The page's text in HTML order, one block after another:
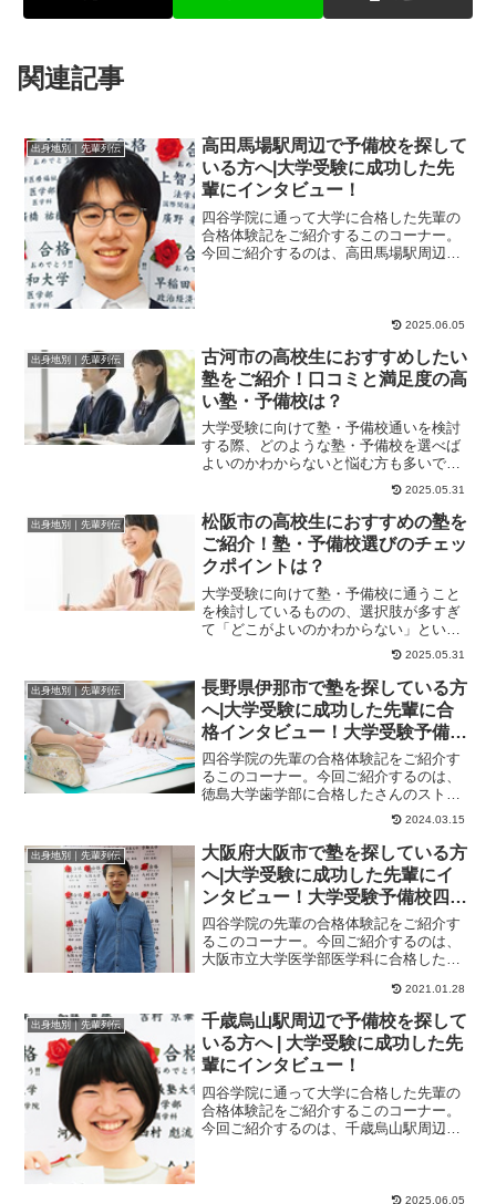
関連記事
出身地別｜先輩列伝
高田馬場駅周辺で予備校を探して
いる方へ|大学受験に成功した先
輩にインタビュー！
四谷学院に通って大学に合格した先輩の
合格体験記をご紹介するこのコーナー。
今回ご紹介するのは、高田馬場駅周辺の
2025.06.05
出身地別｜先輩列伝
古河市の高校生におすすめしたい
塾をご紹介！口コミと満足度の高
い塾・予備校は？
大学受験に向けて塾・予備校通いを検討
する際、どのような塾・予備校を選べば
よいのかわからないと悩む方も多いでし
ょう。この記事では、古河市で塾・予備
2025.05.31
出身地別｜先輩列伝
松阪市の高校生におすすめの塾を
ご紹介！塾・予備校選びのチェッ
クポイントは？
大学受験に向けて塾・予備校に通うこと
を検討しているものの、選択肢が多すぎ
て「どこがよいのかわからない」という
高校生は多いのではないでしょうか。受
2025.05.31
出身地別｜先輩列伝
長野県伊那市で塾を探している方
へ|大学受験に成功した先輩に合
格インタビュー！大学受験予備校
四谷学院
四谷学院の先輩の合格体験記をご紹介す
るこのコーナー。今回ご紹介するのは、
徳島大学歯学部に合格したさんのストー
リーです。私は1度社会人を経験し、再受
2024.03.15
出身地別｜先輩列伝
大阪府大阪市で塾を探している方
へ|大学受験に成功した先輩にイ
ンタビュー！大学受験予備校四谷
学院
四谷学院の先輩の合格体験記をご紹介す
るこのコーナー。今回ご紹介するのは、
大阪市立大学医学部医学科に合格したく
2021.01.28
出身地別｜先輩列伝
千歳烏山駅周辺で予備校を探して
いる方へ | 大学受験に成功した先
輩にインタビュー！
四谷学院に通って大学に合格した先輩の
合格体験記をご紹介するこのコーナー。
今回ご紹介するのは、千歳烏山駅周辺の
2025.06.05